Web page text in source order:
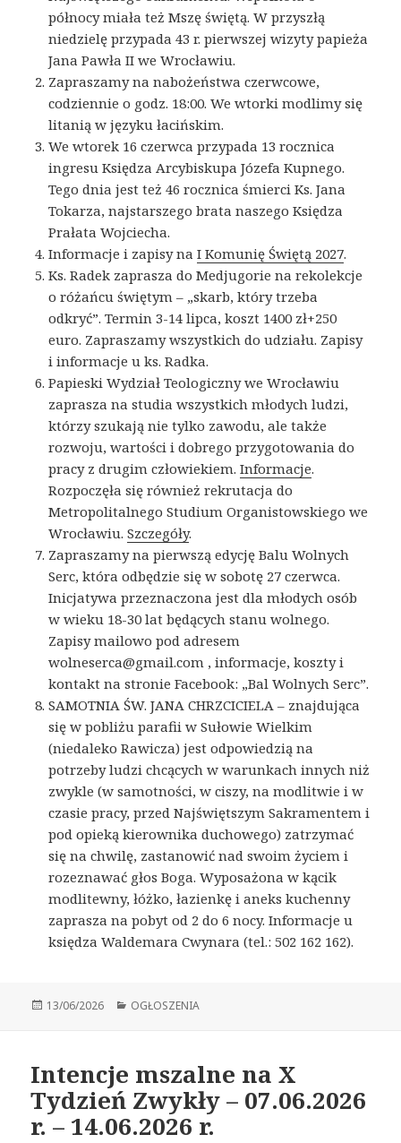
północy miała też Mszę świętą. W przyszłą
niedzielę przypada 43 r. pierwszej wizyty papieża
Jana Pawła II we Wrocławiu.
Zapraszamy na nabożeństwa czerwcowe,
codziennie o godz. 18:00. We wtorki modlimy się
litanią w języku łacińskim.
We wtorek 16 czerwca przypada 13 rocznica
ingresu Księdza Arcybiskupa Józefa Kupnego.
Tego dnia jest też 46 rocznica śmierci Ks. Jana
Tokarza, najstarszego brata naszego Księdza
Prałata Wojciecha.
Informacje i zapisy naI Komunię Świętą 2027.
Ks. Radek zaprasza do Medjugorie na rekolekcje
o różańcu świętym – „skarb, który trzeba
odkryć”. Termin 3-14 lipca, koszt 1400 zł+250
euro. Zapraszamy wszystkich do udziału. Zapisy
i informacje u ks. Radka.
Papieski Wydział Teologiczny we Wrocławiu
zaprasza na studia wszystkich młodych ludzi,
którzy szukają nie tylko zawodu, ale także
rozwoju, wartości i dobrego przygotowania do
pracy z drugim człowiekiem.Informacje.
Rozpoczęła się również rekrutacja do
Metropolitalnego Studium Organistowskiego we
Wrocławiu.Szczegóły.
Zapraszamy na pierwszą edycję Balu Wolnych
Serc, która odbędzie się w sobotę 27 czerwca.
Inicjatywa przeznaczona jest dla młodych osób
w wieku 18-30 lat będących stanu wolnego.
Zapisy mailowo pod adresem
wolneserca@gmail.com , informacje, koszty i
kontakt na stronie Facebook: „Bal Wolnych Serc”.
SAMOTNIA ŚW. JANA CHRZCICIELA – znajdująca
się w pobliżu parafii w Sułowie Wielkim
(niedaleko Rawicza) jest odpowiedzią na
potrzeby ludzi chcących w warunkach innych niż
zwykle (w samotności, w ciszy, na modlitwie i w
czasie pracy, przed Najświętszym Sakramentem i
pod opieką kierownika duchowego) zatrzymać
się na chwilę, zastanowić nad swoim życiem i
rozeznawać głos Boga. Wyposażona w kącik
modlitewny, łóżko, łazienkę i aneks kuchenny
zaprasza na pobyt od 2 do 6 nocy. Informacje u
księdza Waldemara Cwynara (tel.: 502 162 162).
Opublikowano
13/06/2026 Kategorie
OGŁOSZENIA
Intencje mszalne na X
Tydzień Zwykły – 07.06.2026
r. – 14.06.2026 r.